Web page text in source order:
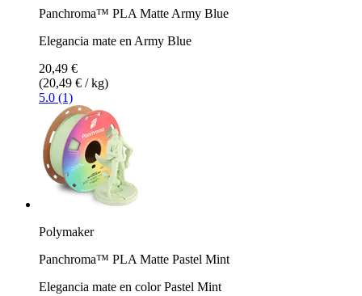
Panchroma™ PLA Matte Army Blue
Elegancia mate en Army Blue
20,49 €
(20,49 € / kg)
5.0 (1)
Polymaker
Panchroma™ PLA Matte Pastel Mint
Elegancia mate en color Pastel Mint